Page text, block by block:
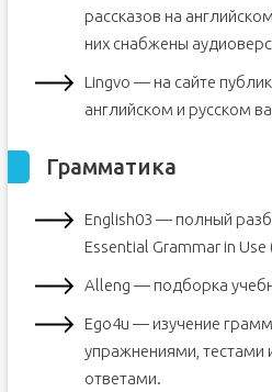
рассказов на
них снабжены
Lingvo — на сайте
английском и русском
Грамматика
English03 — полный
Essential Grammar in
Alleng — подборка
Ego4u — изучение
упражнениями, тестами
ответами.